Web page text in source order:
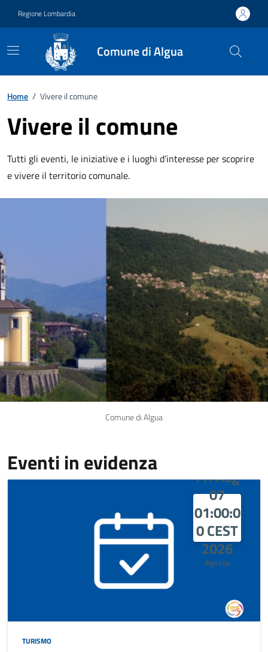
Regione Lombardia
Comune di Algua
Home / Vivere il comune
Vivere il comune
Tutti gli eventi, le iniziative e i luoghi d’interesse per scoprire
e vivere il territorio comunale.
Comune di Algua
Eventi in evidenza
Fri Aug
07
01:00:0
0 CEST
2026
Agosto
TURISMO